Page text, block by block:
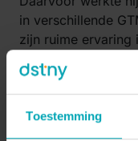
Toestemming
in verschillende
zijn ruime ervaring
internationale
go-to-market-
leiden.